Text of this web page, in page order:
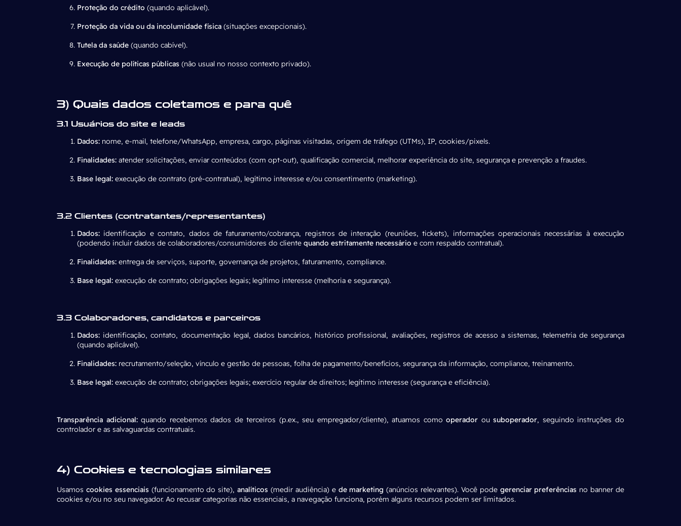
Proteção do crédito (quando aplicável).
Proteção da vida ou da incolumidade física (situações excepcionais).
Tutela da saúde (quando cabível).
Execução de políticas públicas (não usual no nosso contexto privado).
3) Quais dados coletamos e para quê
3.1 Usuários do site e leads
Dados: nome, e-mail, telefone/WhatsApp, empresa, cargo, páginas visitadas, origem de tráfego (UTMs), IP, cookies/pixels.
Finalidades: atender solicitações, enviar conteúdos (com opt-out), qualificação comercial, melhorar experiência do site, segurança e prevenção a fraudes.
Base legal: execução de contrato (pré-contratual), legítimo interesse e/ou consentimento (marketing).
3.2 Clientes (contratantes/representantes)
Dados: identificação e contato, dados de faturamento/cobrança, registros de interação (reuniões, tickets), informações operacionais necessárias à execução
(podendo incluir dados de colaboradores/consumidores do cliente quando estritamente necessário e com respaldo contratual).
Finalidades: entrega de serviços, suporte, governança de projetos, faturamento, compliance.
Base legal: execução de contrato; obrigações legais; legítimo interesse (melhoria e segurança).
3.3 Colaboradores, candidatos e parceiros
Dados: identificação, contato, documentação legal, dados bancários, histórico profissional, avaliações, registros de acesso a sistemas, telemetria de segurança
(quando aplicável).
Finalidades: recrutamento/seleção, vínculo e gestão de pessoas, folha de pagamento/benefícios, segurança da informação, compliance, treinamento.
Base legal: execução de contrato; obrigações legais; exercício regular de direitos; legítimo interesse (segurança e eficiência).
Transparência adicional:quando recebemos dados de terceiros (p.ex., seu empregador/cliente), atuamos comooperador ousuboperador, seguindo instruções do
controlador e as salvaguardas contratuais.
4) Cookies e tecnologias similares
Usamos cookies essenciais (funcionamento do site),analíticos (medir audiência) e de marketing (anúncios relevantes). Você pode gerenciar preferências no banner de
cookies e/ou no seu navegador. Ao recusar categorias não essenciais, a navegação funciona, porém alguns recursos podem ser limitados.